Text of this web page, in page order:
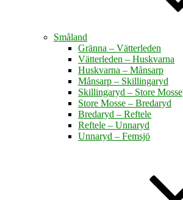
Småland
Gränna – Vätterleden
Vätterleden – Huskvarna
Huskvarna – Månsarp
Månsarp – Skillingaryd
Skillingaryd – Store Mosse
Store Mosse – Bredaryd
Bredaryd – Reftele
Reftele – Unnaryd
Unnaryd – Femsjö